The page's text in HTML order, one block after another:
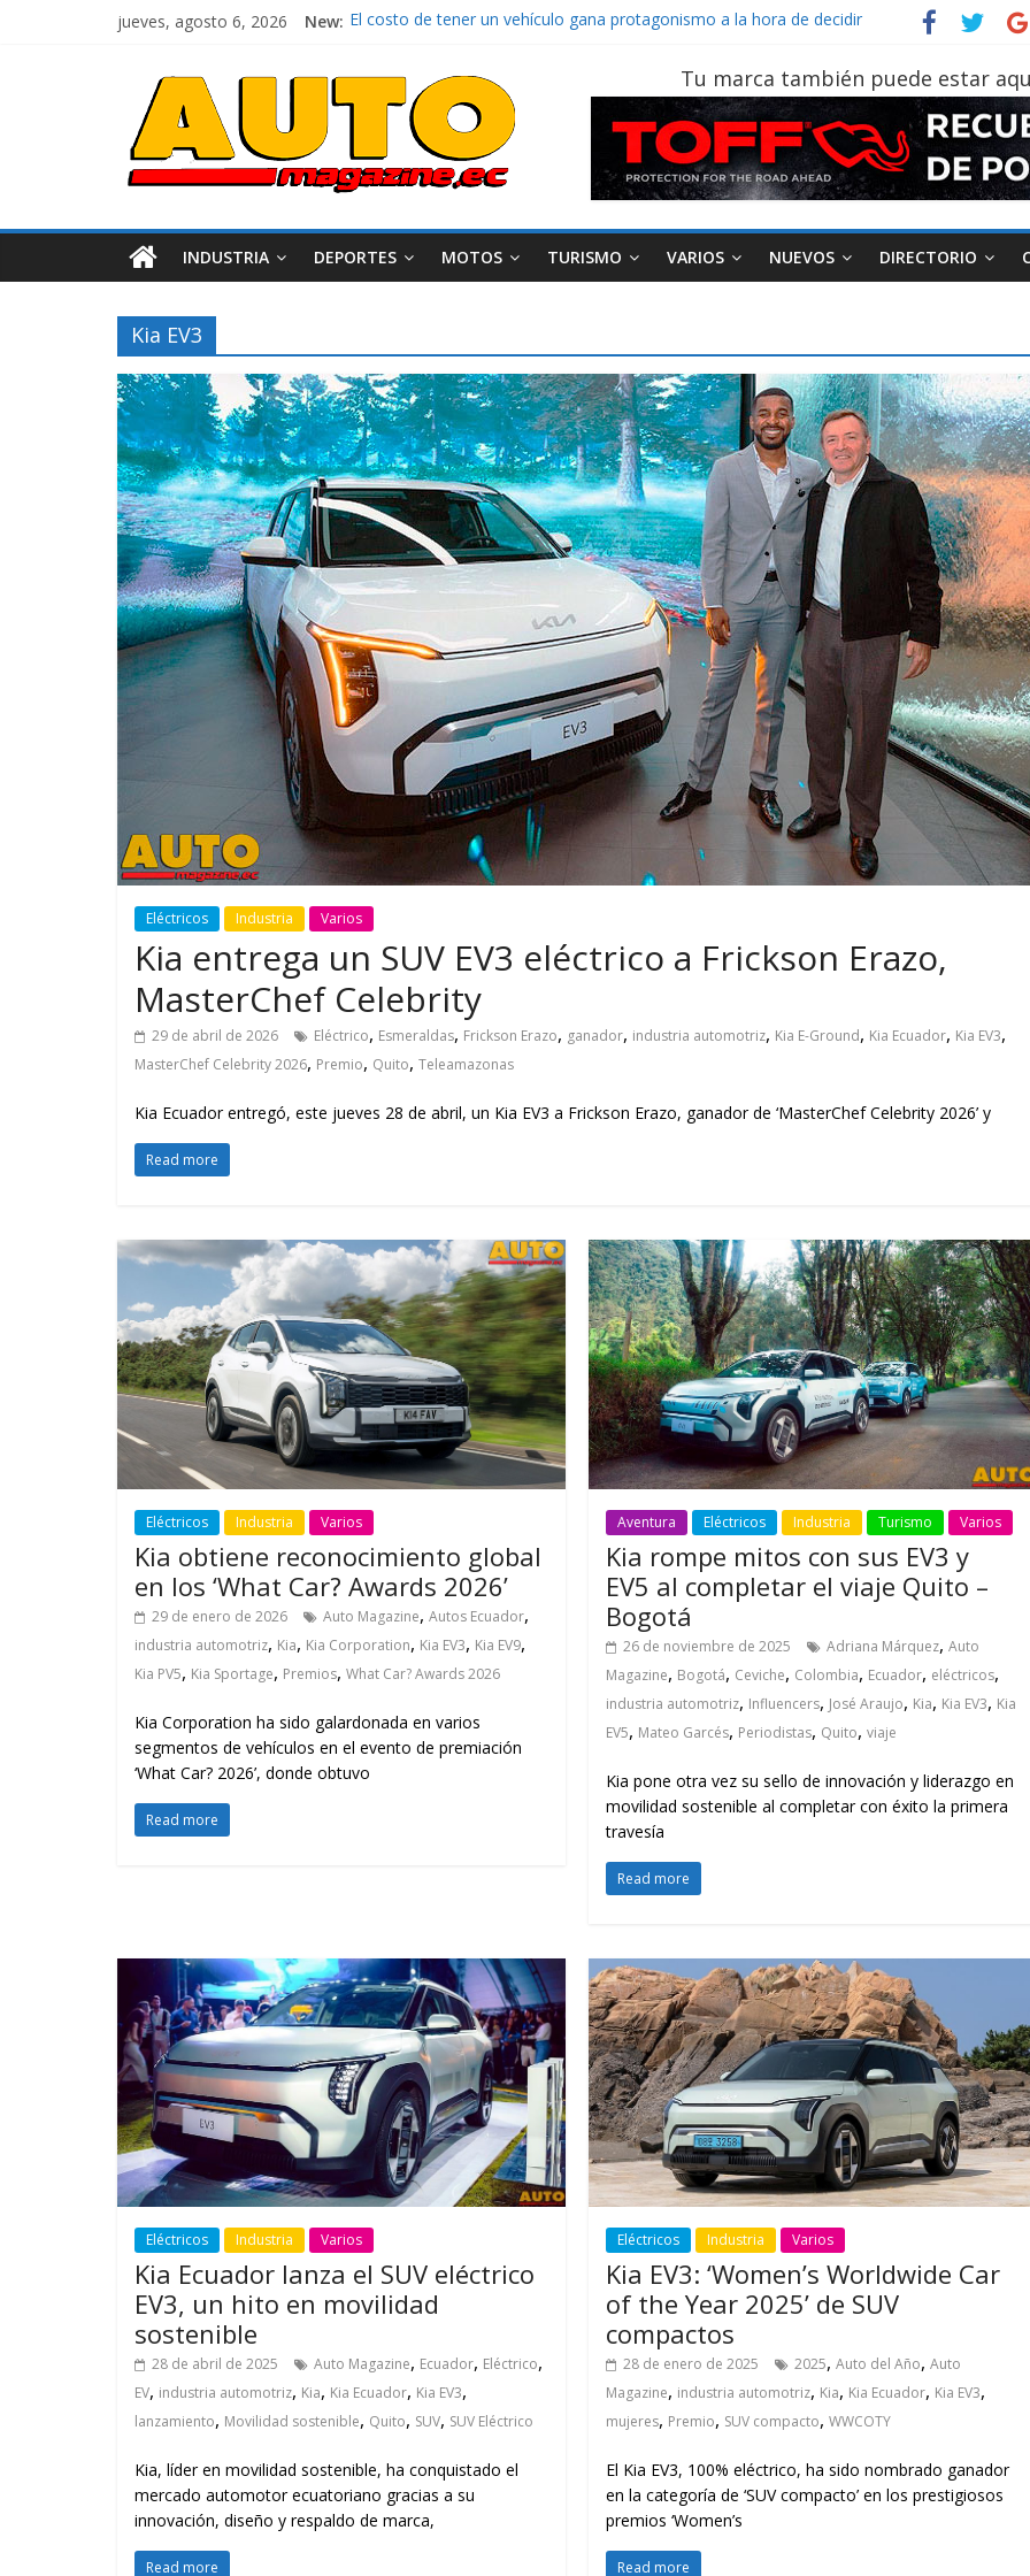
jueves, agosto 6, 2026 New: El costo de tener un vehículo gana protagonismo a la hora de decidir
¿Qué puede pasar con tu vehículo si permanece varios días sin usar?
La Vuelta al Ecuador 2026, edición 47ª, recorre 7 provincias en 8 días
La FEDAK recibe 12 Sinotruk Bolden para cubrir las rutas de La Vuelta
Tu marca también puede estar
INDUSTRIA DEPORTES MOTOS TURISMO VARIOS NUEVOS DIRECTORIO
Kia EV3
Eléctricos Industria Varios
Kia entrega un SUV EV3 eléctrico a Frickson Erazo,
MasterChef Celebrity
29 de abril de 2026 Eléctrico, Esmeraldas, Frickson Erazo, ganador, industria automotriz, Kia E-Ground, Kia Ecuador, Kia EV3,
MasterChef Celebrity 2026, Premio, Quito, Teleamazonas
Kia Ecuador entregó, este jueves 28 de abril, un Kia EV3 a Frickson Erazo, ganador de ‘MasterChef Celebrity 2026’ y
Read more
Eléctricos Industria Varios
Kia obtiene reconocimiento global
en los ‘What Car? Awards 2026’
29 de enero de 2026 Auto Magazine, Autos Ecuador,
industria automotriz, Kia, Kia Corporation, Kia EV3, Kia EV9,
Kia PV5, Kia Sportage, Premios, What Car? Awards 2026
Kia Corporation ha sido galardonada en varios
segmentos de vehículos en el evento de premiación
‘What Car? 2026’, donde obtuvo
Read more
Aventura Eléctricos Industria Turismo Varios
Kia rompe mitos con sus EV3 y
EV5 al completar el viaje Quito –
Bogotá
26 de noviembre de 2025 Adriana Márquez,Auto
Magazine, Bogotá, Ceviche, Colombia, Ecuador, eléctricos,
industria automotriz, Influencers, José Araujo, Kia, Kia EV3, Kia
EV5, Mateo Garcés, Periodistas, Quito,viaje
Kia pone otra vez su sello de innovación y liderazgo en
movilidad sostenible al completar con éxito la primera
travesía
Read more
Eléctricos Industria Varios
Kia Ecuador lanza el SUV eléctrico
EV3, un hito en movilidad
sostenible
28 de abril de 2025 Auto Magazine, Ecuador, Eléctrico,
EV, industria automotriz, Kia, Kia Ecuador, Kia EV3,
lanzamiento, Movilidad sostenible, Quito, SUV, SUV Eléctrico
Kia, líder en movilidad sostenible, ha conquistado el
mercado automotor ecuatoriano gracias a su
innovación, diseño y respaldo de marca,
Read more
Eléctricos Industria Varios
Kia EV3: ‘Women’s Worldwide Car
of the Year 2025’ de SUV
compactos
28 de enero de 2025 2025,Auto del Año,Auto
Magazine, industria automotriz, Kia, Kia Ecuador, Kia EV3,
mujeres, Premio, SUV compacto,WWCOTY
El Kia EV3, 100% eléctrico, ha sido nombrado ganador
en la categoría de ‘SUV compacto’ en los prestigiosos
premios ‘Women’s
Read more
Movilidad Varios
GM reafirma su
compromiso con movilidad
más segura y conectada
Movilidad Turismo Varios
¿Qué puede pasar con tu
vehículo si permanece
varios días sin usar?
AEADE Industria Motociclismo
Movilidad
Campaña busca cambiar
destino de los
en la región